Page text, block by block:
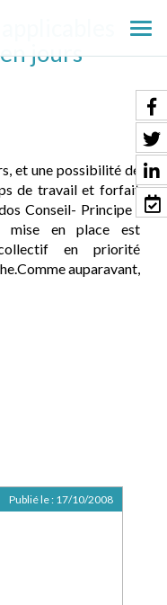
le
jours
et une possibilité de
de travail et forfait
Conseil- Principe :
en place est
en priorité
auparavant,
Publié le : 17/10/2008